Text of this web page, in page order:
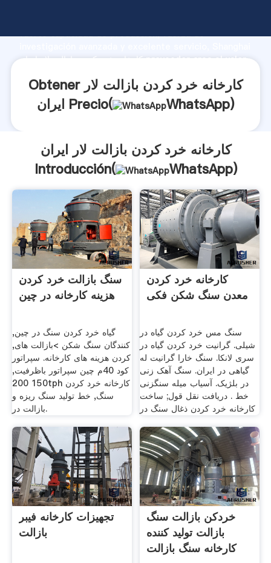
fuerte capacidad de producción, fuerza de
کارخانه خرد کردن بازالت لار ایران proveedor crea el valor
Obtener کارخانه خرد کردن بازالت لار
ایران Precio(
WhatsApp)
کارخانه خرد کردن بازالت لار ایران
Introducción(
WhatsApp)
سنگ بازالت خرد کردن
هزینه کارخانه در چین
گیاه خرد کردن سنگ در چین,
کنندگان سنگ شکن >بازالت های,
کردن هزینه های کارخانه. سپراتور
کود 40م چین سپراتور باظرفیت,
150 200tph کارخانه خرد کردن
سنگ, خط تولید سنگ ریزه و
بازالت در.
کارخانه خرد کردن
معدن سنگ شکن فکی
سنگ مس خرد کردن گیاه در
شیلی. گرانیت خرد کردن گیاه در
سری لانکا. سنگ خارا گرانیت له
گیاهی در ایران. سنگ آهک زنی
در بلژیک. آسیاب میله سنگزنی
خط . دریافت نقل قول; ساخت
کارخانه خرد کردن ذغال سنگ در
تجهیزات کارخانه فیبر
بازالت
خردکن بازالت سنگ
بازالت تولید کننده
کارخانه سنگ بازالت